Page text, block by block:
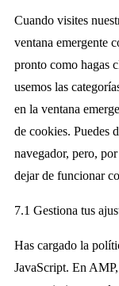
Cuando visites
ventana emergente
pronto como hagas
usemos las
en la ventana
de cookies. Puedes
navegador, pero,
dejar de funcionar
7.1 Gestiona tus
Has cargado la
JavaScript. En